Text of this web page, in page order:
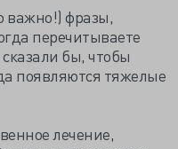
важно!) фразы,
перечитываете
бы, чтобы
появляются тяжелые
лечение,